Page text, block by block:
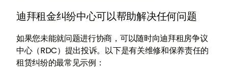
迪拜租金纠纷中心可以帮助解决任何问题
如果您未能就问题进行协商，可以随时向迪拜租房争议
中心（RDC）提出投诉。以下是有关维修和保养责任的
租赁纠纷的最常见示例：